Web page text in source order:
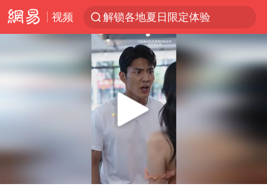
视频
解锁各地夏日限定体验
台风白海豚闭眼意味着什么
峰哥实名举报汪海林偷税漏税
男童模仿奥特曼从高处跳下致骨折
金饰克价一夜涨回1300元
名创优品一次性内裤 颜面尽失
Play